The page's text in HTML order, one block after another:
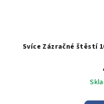
Svíce Zázračné štěstí